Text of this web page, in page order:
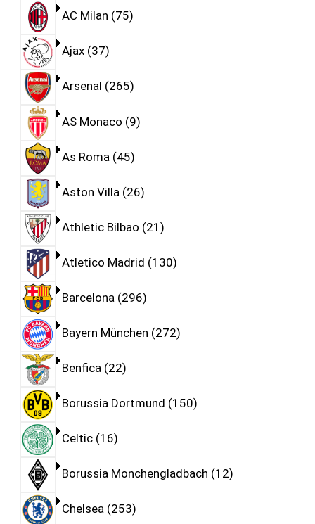
AC Milan 75
Ajax 37
Arsenal 265
AS Monaco 9
As Roma 45
Aston Villa 26
Athletic Bilbao 21
Atletico Madrid 130
Barcelona 296
Bayern München 272
Benfica 22
Borussia Dortmund 150
Celtic 16
Borussia Monchengladbach 12
Chelsea 253